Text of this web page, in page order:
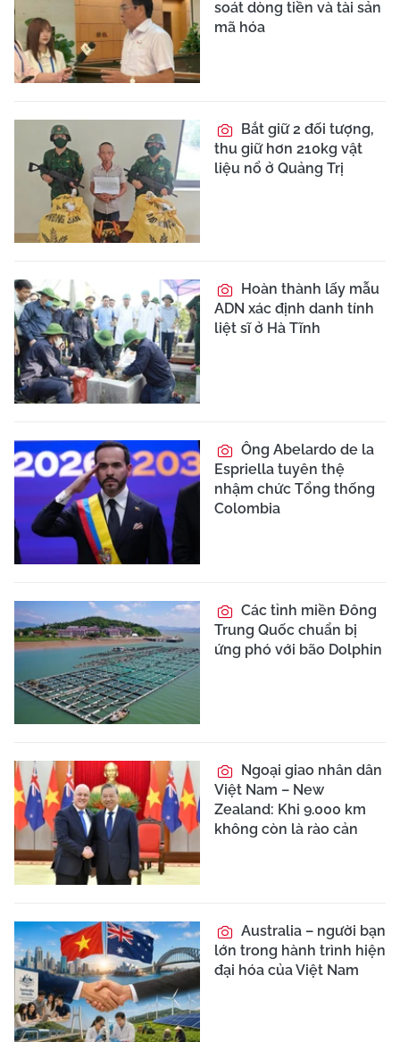
soát dòng tiền và tài sản
mã hóa
Bắt giữ 2 đối tượng,
thu giữ hơn 210kg vật
liệu nổ ở Quảng Trị
Hoàn thành lấy mẫu
ADN xác định danh tính
liệt sĩ ở Hà Tĩnh
Ông Abelardo de la
Espriella tuyên thệ
nhậm chức Tổng thống
Colombia
Các tỉnh miền Đông
Trung Quốc chuẩn bị
ứng phó với bão Dolphin
Ngoại giao nhân dân
Việt Nam – New
Zealand: Khi 9.000 km
không còn là rào cản
Australia – người bạn
lớn trong hành trình hiện
đại hóa của Việt Nam